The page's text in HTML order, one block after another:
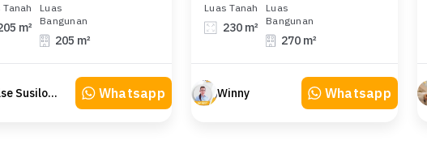
Tanah
m²
Luas
Bangunan
205 m²
Else Susilowaty Whatsapp
Luas Tanah
230 m²
Luas
Bangunan
270 m²
Winny Whatsapp